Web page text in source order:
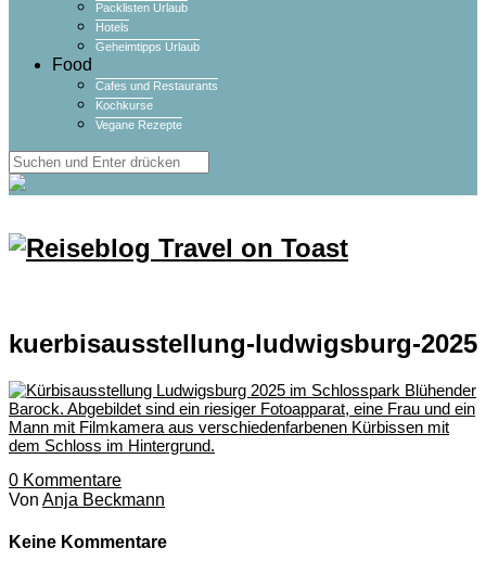
Packlisten Urlaub
Hotels
Geheimtipps Urlaub
Food
Cafes und Restaurants
Kochkurse
Vegane Rezepte
kuerbisausstellung-ludwigsburg-2025
0 Kommentare
Von Anja Beckmann
Keine Kommentare